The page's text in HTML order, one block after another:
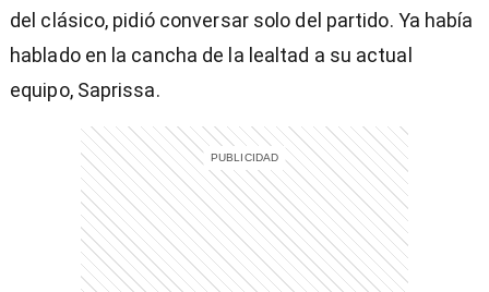
del clásico, pidió conversar solo del partido. Ya había
hablado en la cancha de la lealtad a su actual
equipo, Saprissa.